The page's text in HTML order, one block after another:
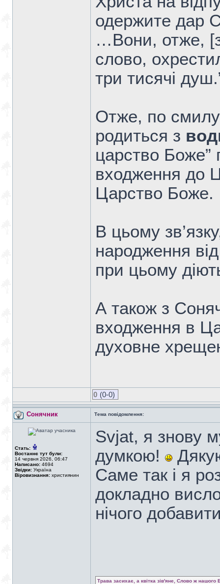
одержите дар
…Вони, отже,
слово,
три тисячі
Отже, по
родиться з
царство Боже”
входження до
Царство Боже.
В цьому
народження
при цьому
А також з
входження в
духовне
0 (0-0)
Сонячник Тема повідомлення:
Стать:
Востаннє тут були:
14 червня 2026, 06:47
Написано: 4694
Звідки: Україна
Віровизнання: християнин
Svjat, я знову
думкою!
Саме так і я
докладно
нічого
Трава засихає, а квітка зів'яне, Слово ж нашого